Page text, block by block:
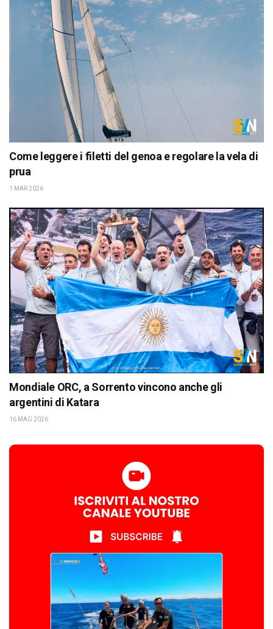
Come leggere i filetti del genoa e regolare la vela di
prua
1 MAR 2026
Mondiale ORC, a Sorrento vincono anche gli
argentini di Katara
16 MAG 2026